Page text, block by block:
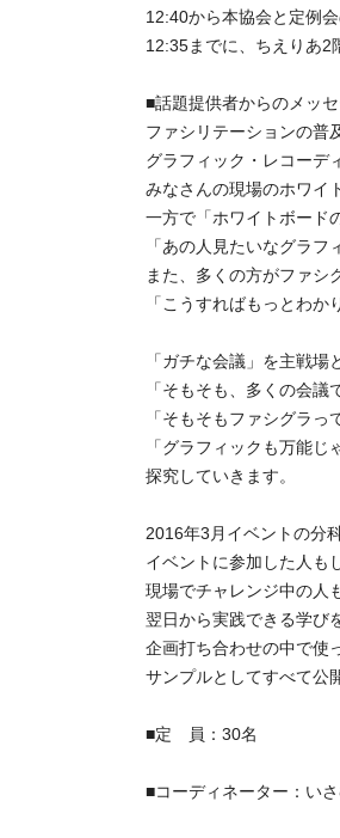
12:40から本協会と定例
12:35までに、ちえりあ2
■話題提供者からのメッ
ファシリテーションの普
グラフィック・レコーデ
みなさんの現場のホワイ
一方で「ホワイトボード
「あの人見たいなグラ
また、多くの方がファシ
「こうすればもっとわ
「ガチな会議」を主戦
「そもそも、多くの会
「そもそもファシグラ
「グラフィックも万能
探究していきます。
2016年3月イベントの分
イベントに参加した人も
現場でチャレンジ中の人
翌日から実践できる学び
企画打ち合わせの中で使
サンプルとしてすべて公
■定 員：30名
■コーディネーター：い